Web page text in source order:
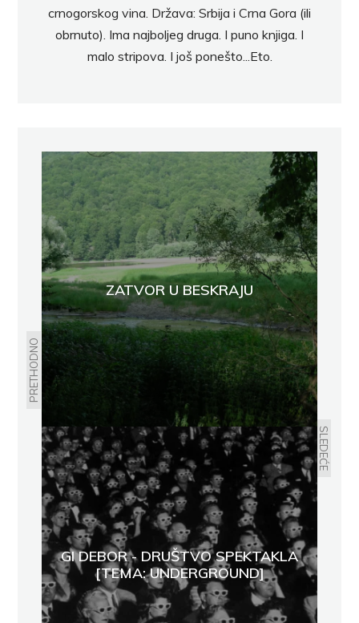
crnogorskog vina. Država: Srbija i Crna Gora (ili
obrnuto). Ima najboljeg druga. I puno knjiga. I
malo stripova. I još ponešto...Eto.
PRETHODNO
ZATVOR U BESKRAJU
SLEDEĆE
GI DEBOR - DRUŠTVO SPEKTAKLA
[TEMA: UNDERGROUND]